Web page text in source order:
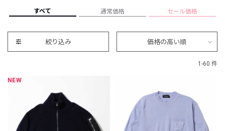
すべて 通常価格 セール価格
絞り込み 価格の高い順
1-60 件
NEW